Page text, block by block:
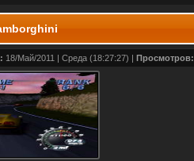
18/Май/2011 | Среда (18:27:27) | Просмотров: